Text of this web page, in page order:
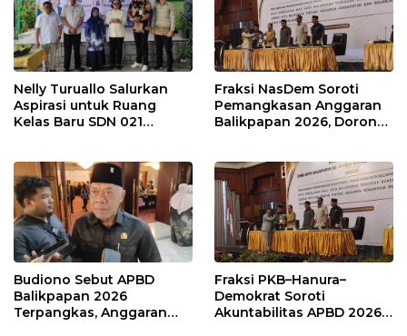
Nelly Turuallo Salurkan
Aspirasi untuk Ruang
Kelas Baru SDN 021
Fraksi NasDem Soroti
Pemangkasan Anggaran
Balikpapan 2026, Dorong
Budiono Sebut APBD
Balikpapan 2026
Terpangkas, Anggaran
Fraksi PKB–Hanura–
Demokrat Soroti
Akuntabilitas APBD 2026